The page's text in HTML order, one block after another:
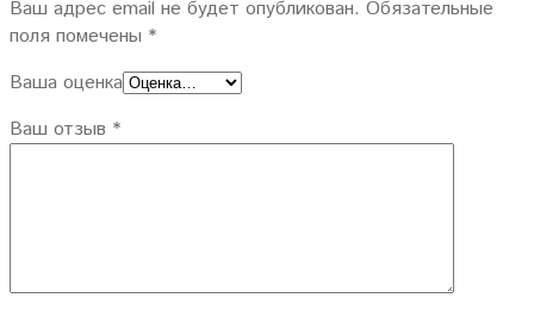
Ваш адрес email не будет опубликован. Обязательные
поля помечены *
Ваша оценка
Ваш отзыв *